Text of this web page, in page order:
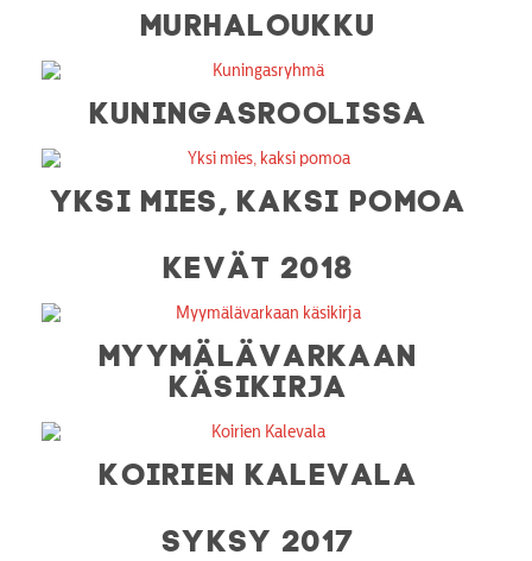
MURHALOUKKU
KUNINGASROOLISSA
YKSI MIES, KAKSI POMOA
KEVÄT 2018
MYYMÄLÄVARKAAN
KÄSIKIRJA
KOIRIEN KALEVALA
SYKSY 2017